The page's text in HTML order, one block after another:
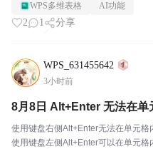
WPS多维表格 AI功能
2 1 分享
WPS_631455642
3小时前
8月8日 Alt+Enter 无法在单
使用键盘右侧Alt+Enter无法在单元格
使用键盘左侧Alt+Enter可以在单元格